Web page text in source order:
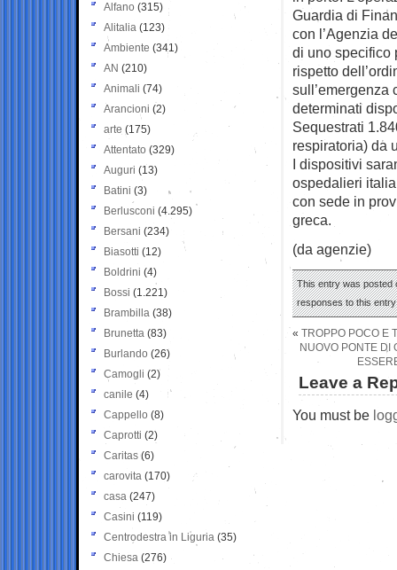
Guardia di
con l’Agenzia
di uno specifico
rispetto
sull’emergenza
determinati
Sequestrati
respiratoria) da
I dispositivi
ospedalieri
con sede in
greca.
(da agenzie)
This entry was posted
responses to this
« TROPPO POCO E
NUOVO PONTE DI
Leave a
You must be
Alfano (315)
Alitalia (123)
Ambiente (341)
AN (210)
Animali (74)
Arancioni (2)
arte (175)
Attentato (329)
Auguri (13)
Batini (3)
Berlusconi (4.295)
Bersani (234)
Biasotti (12)
Boldrini (4)
Bossi (1.221)
Brambilla (38)
Brunetta (83)
Burlando (26)
Camogli (2)
canile (4)
Cappello (8)
Caprotti (2)
Caritas (6)
carovita (170)
casa (247)
Casini (119)
Centrodestra in Liguria (35)
Chiesa (276)